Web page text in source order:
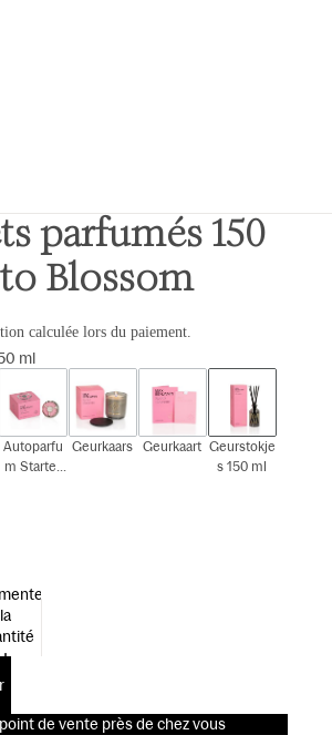
parfumés 150
Blossom
calculée lors du paiement.
ml
Autoparfu
m Starter
Geurkaars Geurkaart Geurstokje
s 150 ml
la
de vente près de chez vous